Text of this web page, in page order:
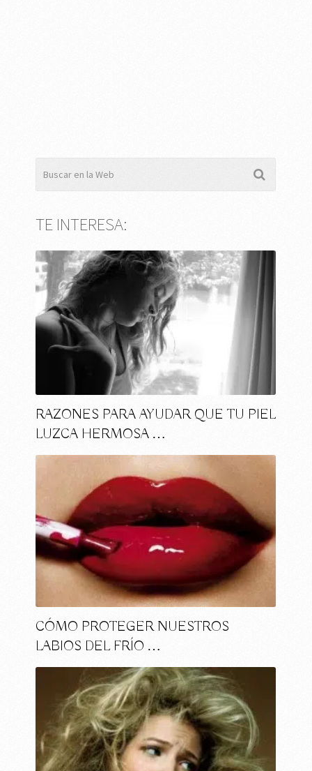
TE INTERESA:
RAZONES PARA AYUDAR QUE TU PIEL
LUZCA HERMOSA …
CÓMO PROTEGER NUESTROS
LABIOS DEL FRÍO …